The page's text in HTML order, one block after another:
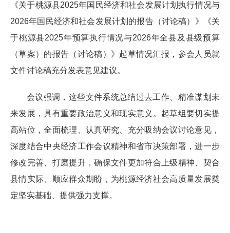
《关于桃源县2025年国民经济和社会发展计划执行情况与
2026年国民经济和社会发展计划的报告（讨论稿）》《关
于桃源县2025年预算执行情况与2026年全县及县级预算
（草案）的报告（讨论稿）》起草情况汇报，参会人员就
文件讨论稿充分发表意见建议。
会议强调，这些文件系统总结过去工作、精准谋划未
来发展，具有重要政治意义和现实意义。起草组要切实提
高站位，全面梳理、认真研究、充分吸纳会议讨论意见，
深度结合中央经济工作会议精神和省市决策部署，进一步
修改完善、打磨提升，确保文件更加符合上级精神、契合
县情实际、顺应群众期盼，为桃源经济社会高质量发展奠
定坚实基础、提供强力支撑。